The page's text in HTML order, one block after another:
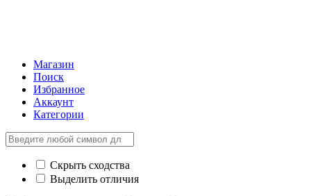
Магазин
Поиск
Избранное
Аккаунт
Категории
Скрыть сходства
Выделить отличия